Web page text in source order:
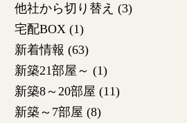
他社から切り替え (3)
宅配BOX (1)
新着情報 (63)
新築21部屋～ (1)
新築8～20部屋 (11)
新築～7部屋 (8)